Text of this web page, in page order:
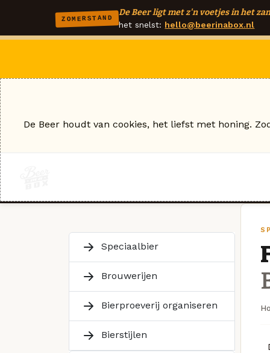
ZOMERSTAND
De Beer ligt met z'n voetjes in het
het snelst: hello@beerinabox.nl
Speciaalbier
Brouwerijen
Bierproeverij organiseren
Bierstijlen
De Beer houdt van cookies, het liefst met honing.